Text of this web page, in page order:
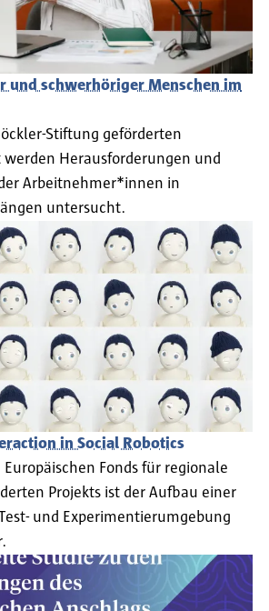
und schwerhöriger Menschen im
Stiftung geförderten
werden Herausforderungen und
Arbeitnehmer*innen in
untersucht.
in Social Robotics
Fonds für regionale
Projekts ist der Aufbau einer
und Experimentierumgebung